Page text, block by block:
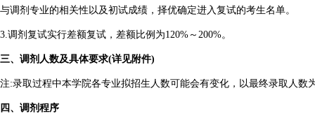
与调剂专业的相关性以及初试成绩，择优确定进入复试的考生名单。
3.调剂复试实行差额复试，差额比例为120%～200%。
三、调剂人数及具体要求(详见附件)
注:录取过程中本学院各专业拟招生人数可能会有变化，以最终录取人数
四、调剂程序